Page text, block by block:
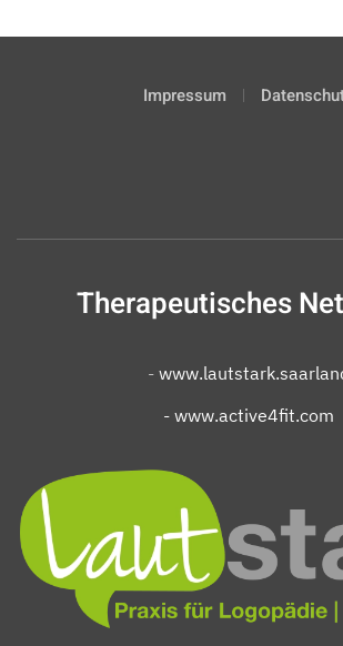
Impressum
Therapeutisches
-
- www.active4fit.com